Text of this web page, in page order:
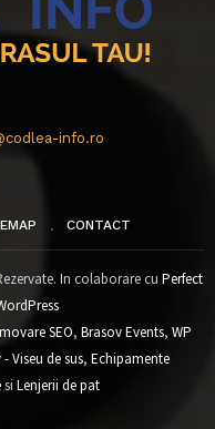
info.ro
CONTACT
In colaborare cu Perfect
SEO, Brasov Events, WP
Viseu de sus, Echipamente
si Lenjerii de pat